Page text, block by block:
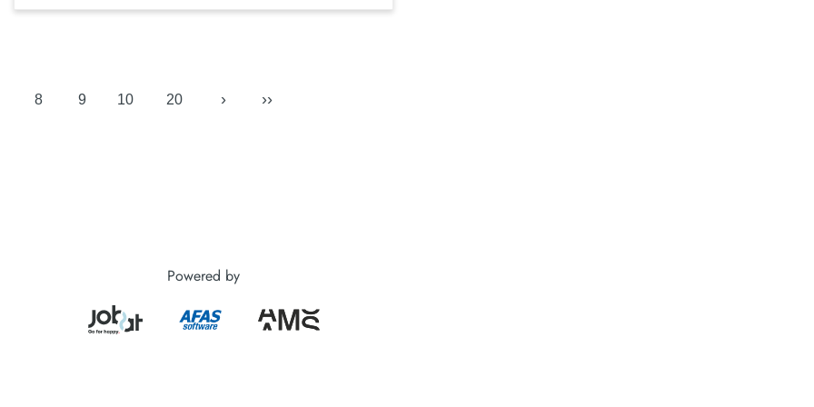
8 9 10 20 › ››
Powered by